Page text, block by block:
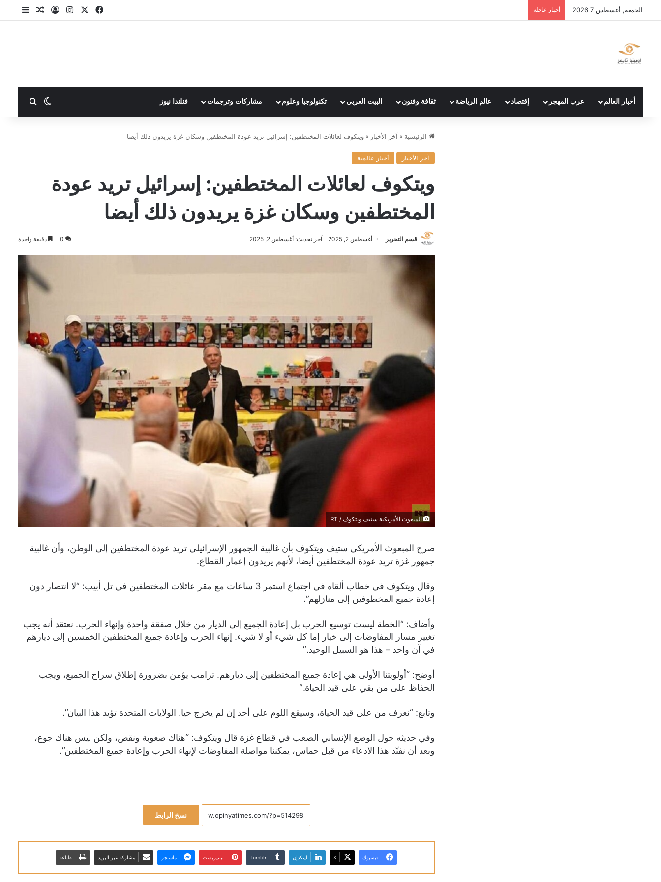
الجمعة, أغسطس 7 2026 أخبار عاجلة فيسبوك انستقرامتسجيل الدخول
مقالإضافة
أخبار العالم عرب المهجر إقتصاد عالم الرياضة ثقافة وفنون البيت العربي تكنولوجيا وعلوم مشاركات وترجمات فنلندا نيوز الوضعبحث عن
الرئيسية » آخر الأخبار » ويتكوف لعائلات المختطفين: إسرائيل تريد عودة المختطفين وسكان غزة يريدون ذلك أيضا
آخر الأخبار أخبار عالمية
ويتكوف لعائلات المختطفين: إسرائيل تريد عودة
المختطفين وسكان غزة يريدون ذلك أيضا
قسم التحرير أغسطس 2, 2025 آخر تحديث: أغسطس 2, 2025 0 دقيقة واحدة
المبعوث الأمريكية ستيف ويتكوف / RT
صرح المبعوث الأمريكي ستيف ويتكوف بأن غالبية الجمهور الإسرائيلي تريد عودة المختطفين إلى الوطن، وأن غالبية
جمهور غزة تريد عودة المختطفين أيضا، لأنهم يريدون إعمار القطاع.
وقال ويتكوف في خطاب ألقاه في اجتماع استمر 3 ساعات مع مقر عائلات المختطفين في تل أبيب: “لا انتصار دون
إعادة جميع المخطوفين إلى منازلهم”.
وأضاف: “الخطة ليست توسيع الحرب بل إعادة الجميع إلى الديار من خلال صفقة واحدة وإنهاء الحرب. نعتقد أنه يجب
تغيير مسار المفاوضات إلى خيار إما كل شيء أو لا شيء. إنهاء الحرب وإعادة جميع المختطفين الخمسين إلى ديارهم
في آن واحد – هذا هو السبيل الوحيد.”
أوضح: “أولويتنا الأولى هي إعادة جميع المختطفين إلى ديارهم. ترامب يؤمن بضرورة إطلاق سراح الجميع، ويجب
الحفاظ على من بقي على قيد الحياة.”
وتابع: “نعرف من على قيد الحياة، وسيقع اللوم على أحد إن لم يخرج حيا. الولايات المتحدة تؤيد هذا البيان”.
وفي حديثه حول الوضع الإنساني الصعب في قطاع غزة قال ويتكوف: “هناك صعوبة ونقص، ولكن ليس هناك جوع،
وبعد أن نفنّد هذا الادعاء من قبل حماس، يمكننا مواصلة المفاوضات لإنهاء الحرب وإعادة جميع المختطفين”.
نسخ الرابط
فيسبوك X لينكدإن بينتيريست ماسنجر مشاركة عبر البريد طباعة